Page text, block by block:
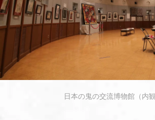
日本の鬼の交流博物館（内観